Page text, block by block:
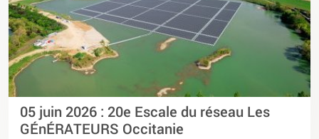
05 juin 2026 : 20e Escale du réseau Les
GÉnÉRATEURS Occitanie